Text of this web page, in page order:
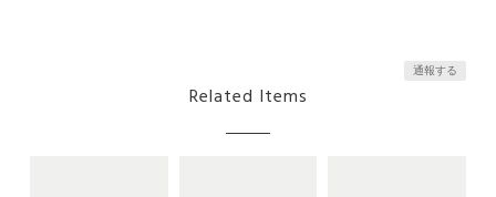
通報する
Related Items